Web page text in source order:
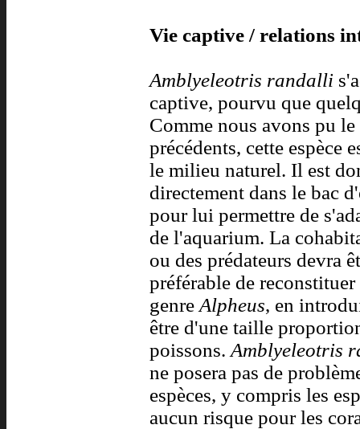
Vie captive / relations
Amblyeleotris randalli
captive, pourvu que
Comme nous avons pu
précédents, cette espèce
le milieu naturel. Il est
directement dans le bac
pour lui permettre de
de l'aquarium. La
ou des prédateurs devra
préférable de
genre Alpheus, en
être d'une taille
poissons. Amblyeleotris
ne posera pas de
espèces, y compris les
aucun risque pour les